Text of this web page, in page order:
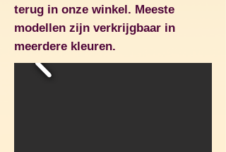
terug in onze winkel. Meeste
modellen zijn verkrijgbaar in
meerdere kleuren.